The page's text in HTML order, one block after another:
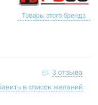
Товары этого бренда
3 отзыва
в список желаний